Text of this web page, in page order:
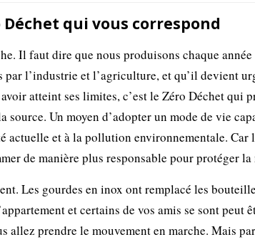
qui vous correspond
Il faut dire que nous produisons chaque
l’industrie et l’agriculture, et qu’il devient
atteint ses limites, c’est le Zéro Déchet qui
Un moyen d’adopter un mode de vie
actuelle et à la pollution environnementale. Car
de manière plus responsable pour protéger la
Les gourdes en inox ont remplacé les
et certains de vos amis se sont peut
allez prendre le mouvement en marche. Mais